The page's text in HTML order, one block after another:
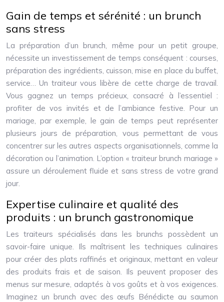
Gain de temps et sérénité : un brunch
sans stress
La préparation d’un brunch, même pour un petit groupe,
nécessite un investissement de temps conséquent : courses,
préparation des ingrédients, cuisson, mise en place du buffet,
service… Un traiteur vous libère de cette charge de travail.
Vous gagnez un temps précieux, consacré à l’essentiel :
profiter de vos invités et de l’ambiance festive. Pour un
mariage, par exemple, le gain de temps peut représenter
plusieurs jours de préparation, vous permettant de vous
concentrer sur les autres aspects organisationnels, comme la
décoration ou l’animation. L’option « traiteur brunch mariage »
assure un déroulement fluide et sans stress de votre grand
jour.
Expertise culinaire et qualité des
produits : un brunch gastronomique
Les traiteurs spécialisés dans les brunchs possèdent un
savoir-faire unique. Ils maîtrisent les techniques culinaires
pour créer des plats raffinés et originaux, mettant en valeur
des produits frais et de saison. Ils peuvent proposer des
menus sur mesure, adaptés à vos goûts et à vos exigences.
Imaginez un brunch avec des œufs Bénédicte au saumon